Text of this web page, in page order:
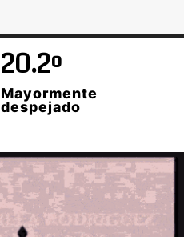
20.2º
Mayormente
despejado